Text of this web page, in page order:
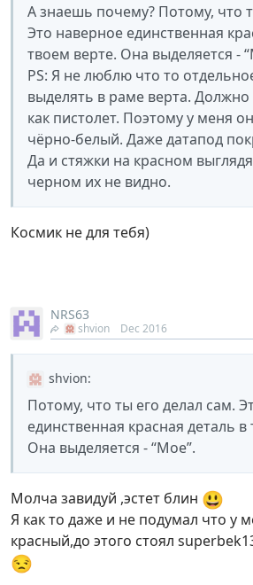
А знаешь почему? Потому, что
Это наверное единственная
твоем верте. Она выделяется -
PS: Я не люблю что то
выделять в раме верта. Должно
как пистолет. Поэтому у меня
чёрно-белый. Даже датапод
Да и стяжки на красном
черном их не видно.
Космик не для тебя)
NRS63
shvion Dec 2016
shvion:
Потому, что ты его делал сам.
единственная красная деталь в
Она выделяется - “Мое”.
Молча завидуй ,эстет блин 😃
Я как то даже и не подумал что у
красный,до этого стоял
😒